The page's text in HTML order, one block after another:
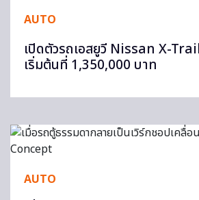
AUTO
เปิดตัวรถเอสยูวี Nissan X-
เริ่มต้นที่ 1,350,000 บาท
AUTO